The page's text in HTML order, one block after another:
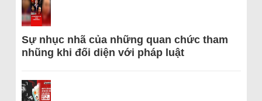
Sự nhục nhã của những quan chức tham
nhũng khi đối diện với pháp luật